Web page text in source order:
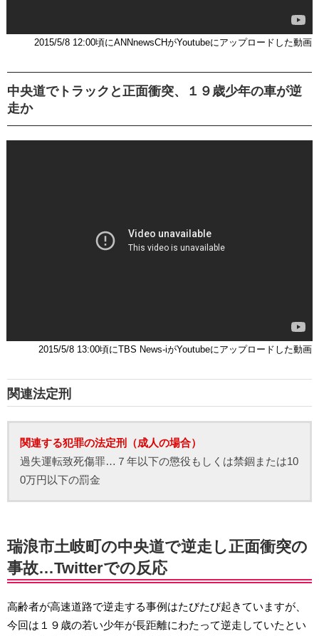
2015/5/8 12:00頃にANNnewsCHがYoutubeにアップロードした動画
中央道でトラックと正面衝突、１９歳少年の車が逆
走か
2015/5/8 13:00頃にTBS News-iがYoutubeにアップロードした動画
関連法定刑
関連する犯罪の法定刑（成人の場合）
過失運転致死傷罪…７年以下の懲役もしくは禁錮または10
0万円以下の罰金
瑞浪市土岐町の中央道で逆走し正面衝突の
事故…Twitterでの反応
高齢者が高速道路で逆走する事例はたびたび起きていますが、
今回は１９歳の若い少年が長距離にわたって逆走していたとい